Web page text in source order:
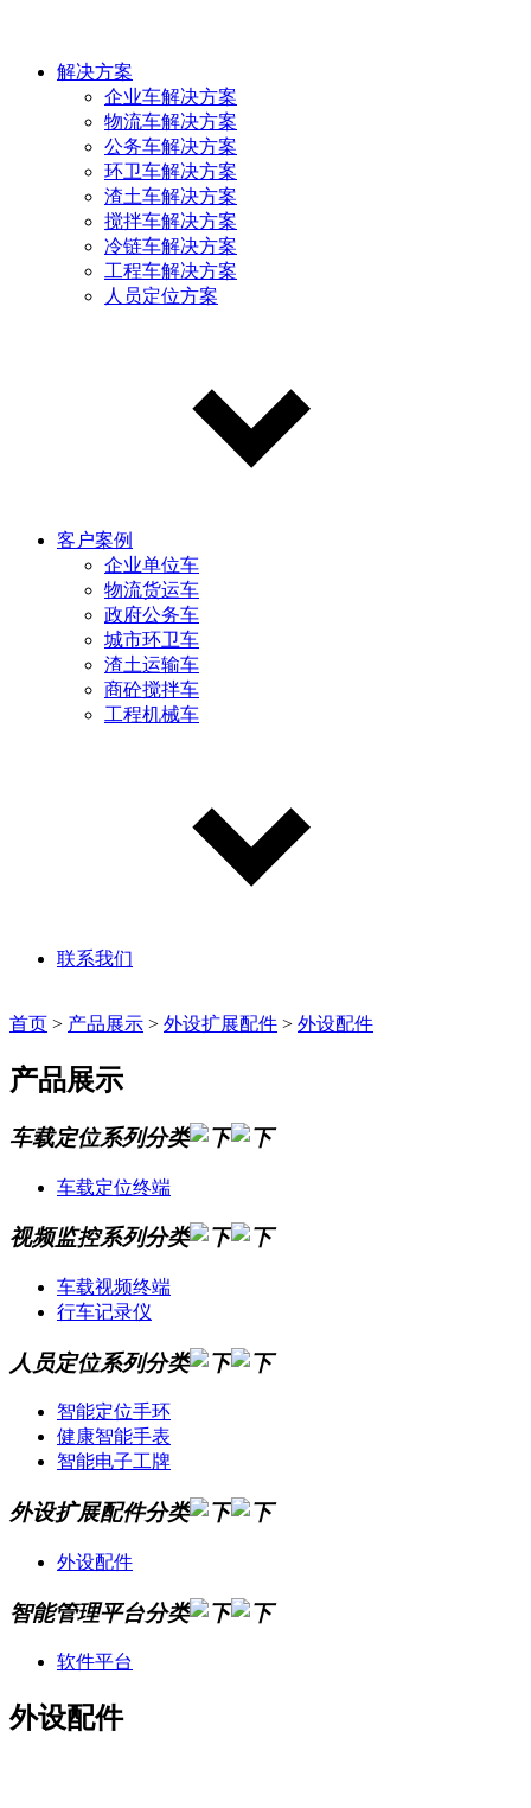
解决方案
企业车解决方案
物流车解决方案
公务车解决方案
环卫车解决方案
渣土车解决方案
搅拌车解决方案
冷链车解决方案
工程车解决方案
人员定位方案
客户案例
企业单位车
物流货运车
政府公务车
城市环卫车
渣土运输车
商砼搅拌车
工程机械车
联系我们
首页 > 产品展示 > 外设扩展配件 > 外设配件
产品展示
车载定位系列分类
车载定位终端
视频监控系列分类
车载视频终端
行车记录仪
人员定位系列分类
智能定位手环
健康智能手表
智能电子工牌
外设扩展配件分类
外设配件
智能管理平台分类
软件平台
外设配件